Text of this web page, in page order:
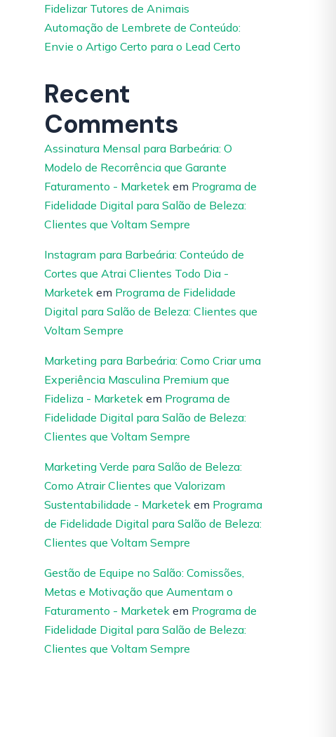
Fidelizar Tutores de Animais
Automação de Lembrete de Conteúdo:
Envie o Artigo Certo para o Lead Certo
Recent
Comments
Assinatura Mensal para Barbeária: O
Modelo de Recorrência que Garante
Faturamento - Marketek em Programa de
Fidelidade Digital para Salão de Beleza:
Clientes que Voltam Sempre
Instagram para Barbeária: Conteúdo de
Cortes que Atrai Clientes Todo Dia -
Marketek em Programa de Fidelidade
Digital para Salão de Beleza: Clientes que
Voltam Sempre
Marketing para Barbeária: Como Criar uma
Experiência Masculina Premium que
Fideliza - Marketek em Programa de
Fidelidade Digital para Salão de Beleza:
Clientes que Voltam Sempre
Marketing Verde para Salão de Beleza:
Como Atrair Clientes que Valorizam
Sustentabilidade - Marketek em Programa
de Fidelidade Digital para Salão de Beleza:
Clientes que Voltam Sempre
Gestão de Equipe no Salão: Comissões,
Metas e Motivação que Aumentam o
Faturamento - Marketek em Programa de
Fidelidade Digital para Salão de Beleza:
Clientes que Voltam Sempre